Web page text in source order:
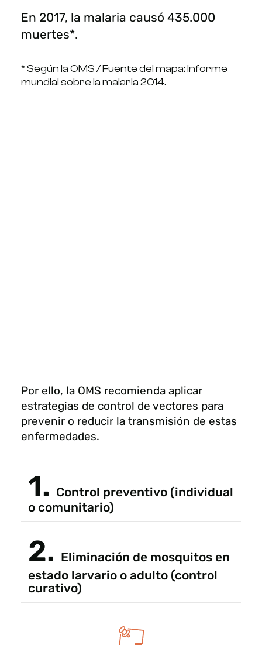
En 2017, la malaria causó 435.000
muertes*.
* Según la OMS / Fuente del mapa: Informe
mundial sobre la malaria 2014.
Por ello, la OMS recomienda aplicar
estrategias de control de vectores para
prevenir o reducir la transmisión de estas
enfermedades.
1. Control preventivo (individual
o comunitario)
2. Eliminación de mosquitos en
estado larvario o adulto (control
curativo)